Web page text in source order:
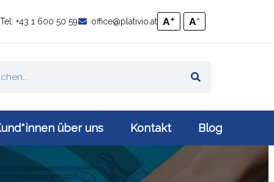
Tel: +43 1 600 50 59 office@plativio.at A+ A-
über uns Kontakt Blog